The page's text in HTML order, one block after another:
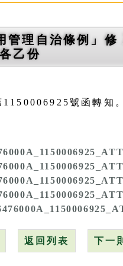
管理自治條例」
乙份
號函轉知。
返回列表 下一